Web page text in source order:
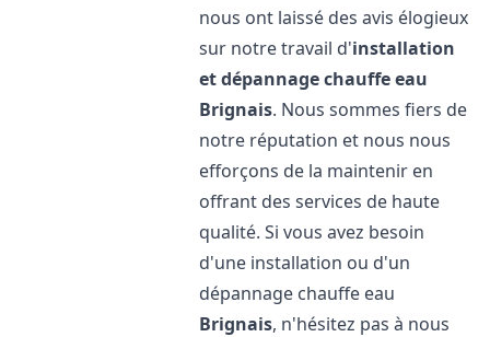
nous ont laissé des avis élogieux
sur notre travail d'installation
et dépannage chauffe eau
Brignais. Nous sommes fiers de
notre réputation et nous nous
efforçons de la maintenir en
offrant des services de haute
qualité. Si vous avez besoin
d'une installation ou d'un
dépannage chauffe eau
Brignais, n'hésitez pas à nous